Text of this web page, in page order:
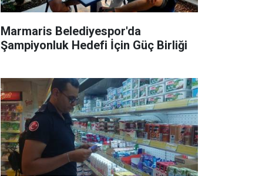
Marmaris Belediyespor'da
Şampiyonluk Hedefi İçin Güç Birliği